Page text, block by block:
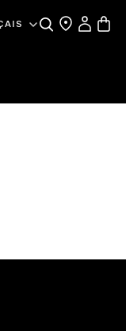
SearchFind a store
My